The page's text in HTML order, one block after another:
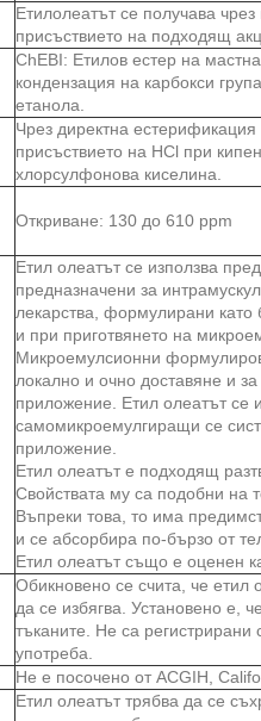
Етилолеатът се получава
присъствието на подходящ
ChEBI: Етилов естер на
кондензация на карбокси
етанола.
Чрез директна
присъствието на HCl при
хлорсулфонова киселина.
Откриване: 130 до 610 ppm
Етил олеатът се използва
предназначени за
лекарства, формулирани
и при приготвянето на
Микроемулсионни
локално и очно доставяне и
приложение. Етил олеатът се
самомикроемулгиращи се
приложение.
Етил олеатът е подходящ
Свойствата му са подобни на
Въпреки това, то има
и се абсорбира по-бързо от
Етил олеатът също е оценен
Обикновено се счита, че етил
да се избягва. Установено е,
тъканите. Не са
употреба.
Не е посочено от ACGIH,
Етил олеатът трябва да се